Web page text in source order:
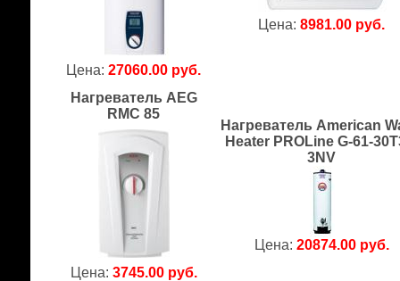
Цена:27060.00 руб.
Цена:8981.00 руб.
Нагреватель AEG
RMC 85
Цена: 3745.00 руб.
Нагреватель American
Heater PROLine G-61-
3NV
Цена: 20874.00 руб.